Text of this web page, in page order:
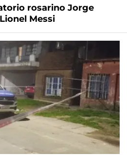
rosarino Jorge
Messi